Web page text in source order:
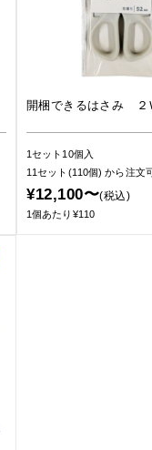
開梱できるはさみ ２
1セット10個入
11セット(110個)から注文
¥12,100〜(税込)
1個あたり¥110